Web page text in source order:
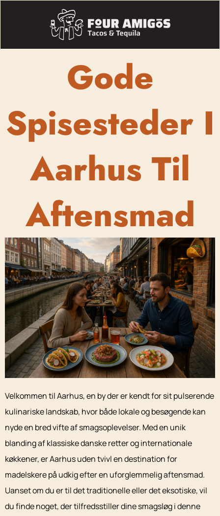
Gode
Spisesteder I
Aarhus Til
Aftensmad
Velkommen til Aarhus, en by der er kendt for sit pulserende
kulinariske landskab, hvor både lokale og besøgende kan
nyde en bred vifte af smagsoplevelser. Med en unik
blanding af klassiske danske retter og internationale
køkkener, er Aarhus uden tvivl en destination for
madelskere på udkig efter en uforglemmelig aftensmad.
Uanset om du er til det traditionelle eller det eksotiske, vil
du finde noget, der tilfredsstiller dine smagsløg i denne